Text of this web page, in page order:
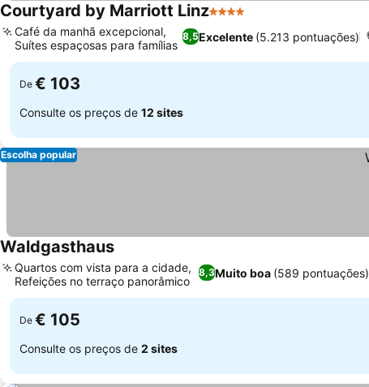
Courtyard by Marriott Linz4 Estrelas
8,5Excelente (5.213 pontuações)
Café da manhã excepcional,
Suítes espaçosas para famílias
De € 103
Consulte os preços de 12 sites
Escolha popular
WaldgasthausVer preços
8,3Muito boa (589 pontuações)
Quartos com vista para a cidade,
Refeições no terraço panorâmico
De € 105
Consulte os preços de 2 sites